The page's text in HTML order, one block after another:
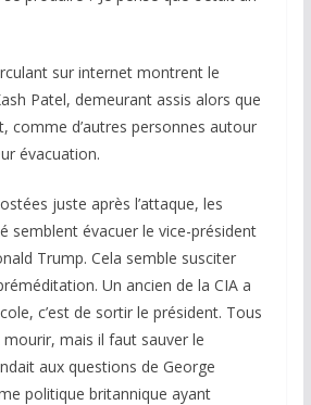
sur internet montrent le
Patel, demeurant assis alors que
comme d’autres personnes autour
évacuation.
juste après l’attaque, les
semblent évacuer le vice-président
Trump. Cela semble susciter
Un ancien de la CIA a
c’est de sortir le président. Tous
mais il faut sauver le
aux questions de George
politique britannique ayant